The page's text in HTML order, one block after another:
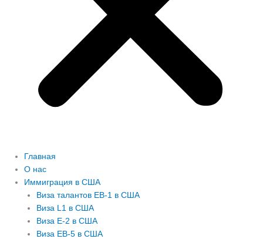
Главная
О нас
Иммиграция в США
Виза талантов EB-1 в США
Виза L1 в США
Виза E-2 в США
Виза EB-5 в США